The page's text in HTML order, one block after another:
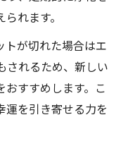
れます。
トが切れた場合はエ
されるため、新しい
すすめします。こ
運を引き寄せる力を